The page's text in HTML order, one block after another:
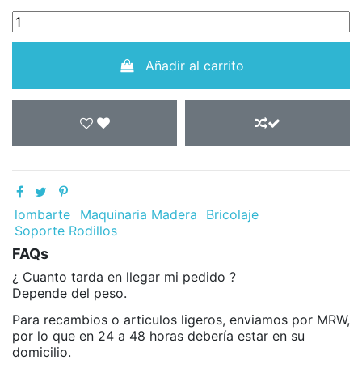
Añadir al carrito
lombarte Maquinaria Madera
Bricolaje
Soporte Rodillos
FAQs
¿ Cuanto tarda en llegar mi pedido ?
Depende del peso.
Para recambios o articulos ligeros, enviamos por MRW,
por lo que en 24 a 48 horas debería estar en su
domicilio.